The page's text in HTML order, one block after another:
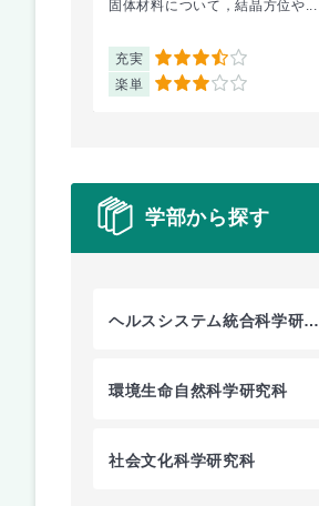
固体材料について，結晶方位や...
充実 3.5
楽単 3
学部から探す
ヘルスシステム統合科学研究
環境生命自然科学研究科
社会文化科学研究科